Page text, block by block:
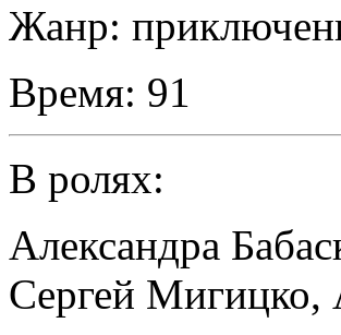
Жанр:
Время: 91
В ролях:
Александра
Сергей Мигицко,